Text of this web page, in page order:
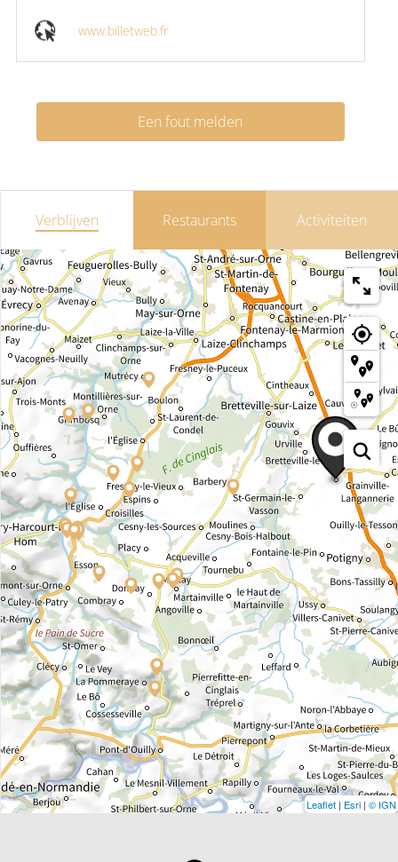
www.billetweb.fr
Een fout melden
Verblijven Restaurants Activiteiten
Leaflet | Esri | © IGN